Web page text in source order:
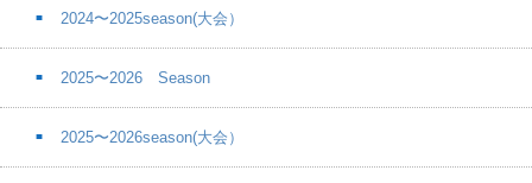
2024〜2025season(大会）
2025〜2026 Season
2025〜2026season(大会）